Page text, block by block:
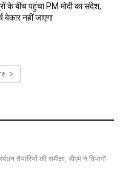
के बीच पहुंचा PM मोदी का संदेश,
नहीं जाएगा